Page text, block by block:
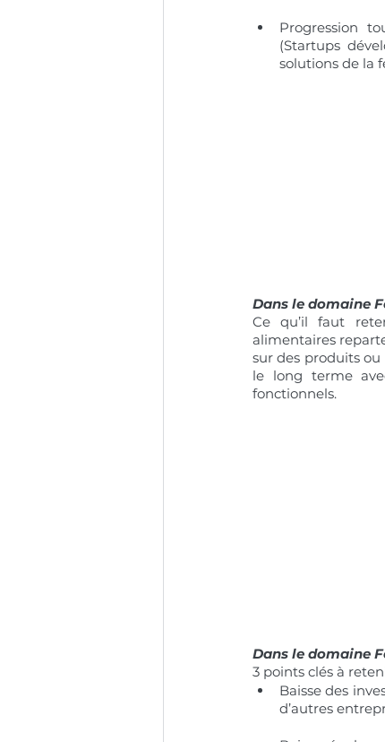
Progression
(Startups
solutions de la
Dans le domaine
Ce qu’il faut
alimentaires
sur des produits
le long terme
fonctionnels.
Dans le domaine
3 points clés à
Baisse des
d’autres